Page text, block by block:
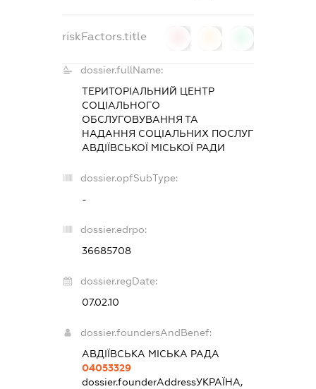
riskFactors.title
dossier.fullName:
ТЕРИТОРІАЛЬНИЙ ЦЕНТР
СОЦІАЛЬНОГО
ОБСЛУГОВУВАННЯ ТА
НАДАННЯ СОЦІАЛЬНИХ ПОСЛУГ
АВДІЇВСЬКОЇ МІСЬКОЇ РАДИ
dossier.opfSubType:
-
dossier.edrpo:
36685708
dossier.regDate:
07.02.10
dossier.foundersAndBenef:
АВДІЇВСЬКА МІСЬКА РАДА
04053329
dossier.founderAddressУКРАЇНА,